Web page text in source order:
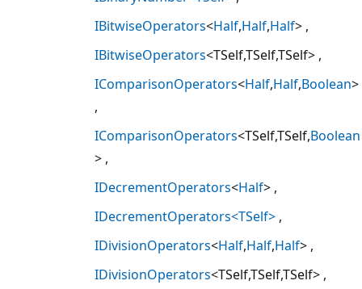
IBitwiseOperators<Half,Half,Half>
IBitwiseOperators<TSelf,TSelf,TSelf>
IComparisonOperators<Half,Half,Boolean>
IComparisonOperators<TSelf,TSelf,Boolean
>
IDecrementOperators<Half>
IDecrementOperators<TSelf>
IDivisionOperators<Half,Half,Half>
IDivisionOperators<TSelf,TSelf,TSelf>